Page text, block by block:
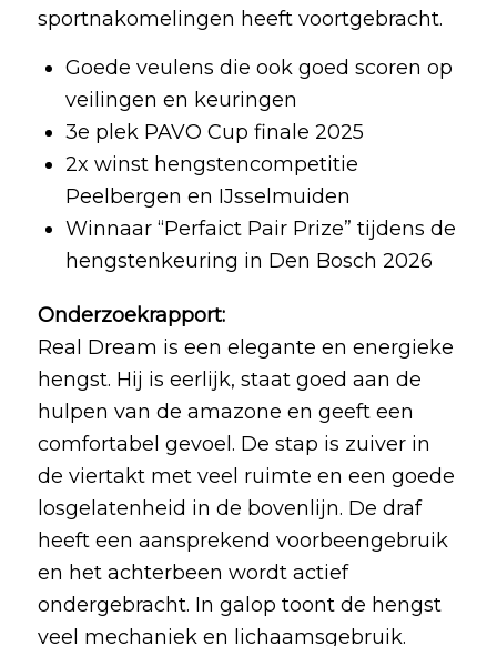
sportnakomelingen heeft voortgebracht.
Goede veulens die ook goed scoren op
veilingen en keuringen
3e plek PAVO Cup finale 2025
2x winst hengstencompetitie
Peelbergen en IJsselmuiden
Winnaar “Perfaict Pair Prize” tijdens de
hengstenkeuring in Den Bosch 2026
Onderzoekrapport:
Real Dream is een elegante en energieke
hengst. Hij is eerlijk, staat goed aan de
hulpen van de amazone en geeft een
comfortabel gevoel. De stap is zuiver in
de viertakt met veel ruimte en een goede
losgelatenheid in de bovenlijn. De draf
heeft een aansprekend voorbeengebruik
en het achterbeen wordt actief
ondergebracht. In galop toont de hengst
veel mechaniek en lichaamsgebruik.